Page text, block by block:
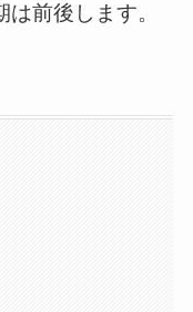
前後します。